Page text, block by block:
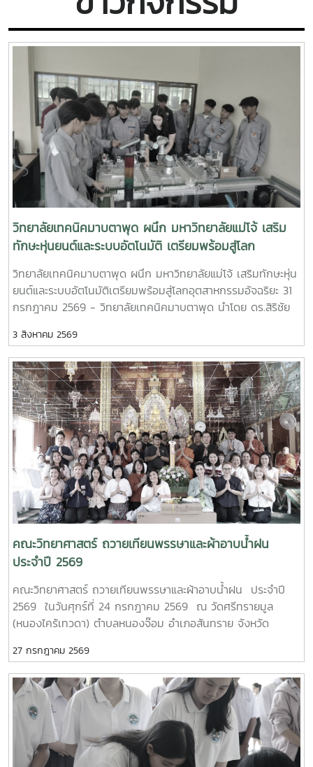
วิทยาลัยเทคนิคมาบตาพุด ผนึก มหาวิทยาลัยแม่โจ้ เสริม
ทักษะหุ่นยนต์และระบบอัตโนมัติ เตรียมพร้อมสู่โลก
อุตสาหกรรมอัจฉริยะ
วิทยาลัยเทคนิคมาบตาพุด ผนึก มหาวิทยาลัยแม่โจ้ เสริมทักษะหุ่น
ยนต์และระบบอัตโนมัติเตรียมพร้อมสู่โลกอุตสาหกรรมอัจฉริยะ 31
กรกฎาคม 2569 - วิทยาลัยเทคนิคมาบตาพุด นำโดย ดร.สิริชัย
พิธีเปิด โครงการอบรมเชิงปฏิบัติการควบคุมแขนกลหุ่นยนต์ ณ
อาคาร 24 ปี วิทยาลัยเทคนิคมาบตาพุด โดยมีคณะครู และ
นักศึกษา แผนกวิชาเทคนิคการผลิต เข้าร่วมการอบรมอย่างพร้อม
เพรียง การอบรมครั้งนี้ได้รับเกียรติจาก ผู้ช่วยศาสตราจารย์
ดร.กนกวรรณ กรรเชียง และรองศาสตราจารย์ ดร.ชูพงษ์ ภาคภูมิ
วิทยากรผู้ทรงคุณวุฒิจาก คณะวิทยาศาสตร์ มหาวิทยาลัยแม่โจ้
มาให้ความรู้ทั้งภาคทฤษฎีและภาคปฏิบัติเกี่ยวกับการควบคุมแขน
กลหุ่นยนต์ การประยุกต์ใช้งานในภาคอุตสาหกรรม ตลอดจนการ
ใช้งานเทคโนโลยีระบบอัตโนมัติ เพื่อให้นักศึกษาได้เรียนรู้จาก
ประสบการณ์จริงและสามารถนำองค์ความรู้ไปประยุกต์ใช้ในการ
เรียนและการประกอบอาชีพในอนาคต โดยโครงการดังกล่าวมี
วัตถุประสงค์เพื่อพัฒนาสมรรถนะด้านเทคโนโลยีและระบบอัตโนมัติ
เสริมสร้างทักษะวิชาชีพที่สอดคล้องกับความต้องการของภาค
อุตสาหกรรมยุคใหม่ พร้อมยกระดับศักยภาพผู้เรียนให้มีความ
และพัฒนากำลังคนอาชีวศึกษาเฉพาะทางสมรรรถนะสูง" 32 ปี
MTP รั้ว ชมพู - ฟ้าดูรูปเพิ่มเติม :
https://drive.google.com/drive/folders/
3 สิงหาคม 2569
คณะวิทยาศาสตร์ ถวายเทียนพรรษาและผ้าอาบน้ำฝน
ประจำปี 2569
คณะวิทยาศาสตร์ ถวายเทียนพรรษาและผ้าอาบน้ำฝน ประจำปี
2569 ในวันศุกร์ที่ 24 กรกฎาคม 2569 ณ วัดศรีทรายมูล
(หนองไคร้เทวดา) ตำบลหนองจ๊อม อำเภอสันทราย จังหวัด
27 กรกฎาคม 2569